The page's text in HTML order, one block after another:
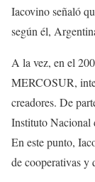
Iacovino señaló
según él,
A la vez, en el
MERCOSUR,
creadores. De
Instituto
En este punto,
de cooperativas y